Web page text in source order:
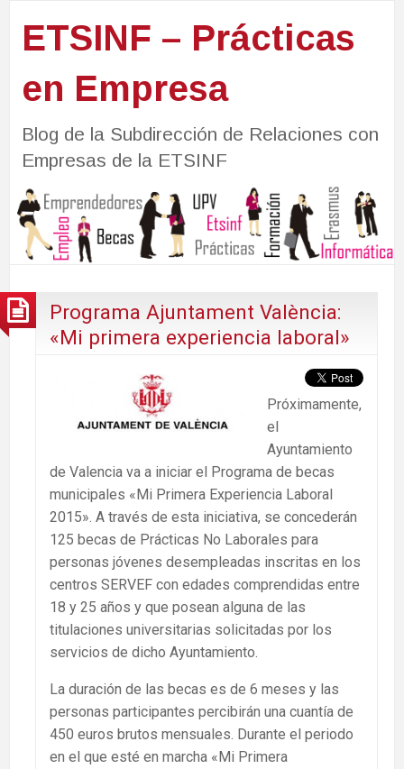
ETSINF – Prácticas
en Empresa
Blog de la Subdirección de Relaciones con
Empresas de la ETSINF
Programa Ajuntament València:
«Mi primera experiencia laboral»
Próximamente,
el
Ayuntamiento
de Valencia va a iniciar el Programa de becas
municipales «Mi Primera Experiencia Laboral
2015». A través de esta iniciativa, se concederán
125 becas de Prácticas No Laborales para
personas jóvenes desempleadas inscritas en los
centros SERVEF con edades comprendidas entre
18 y 25 años y que posean alguna de las
titulaciones universitarias solicitadas por los
servicios de dicho Ayuntamiento.
La duración de las becas es de 6 meses y las
personas participantes percibirán una cuantía de
450 euros brutos mensuales. Durante el periodo
en el que esté en marcha «Mi Primera